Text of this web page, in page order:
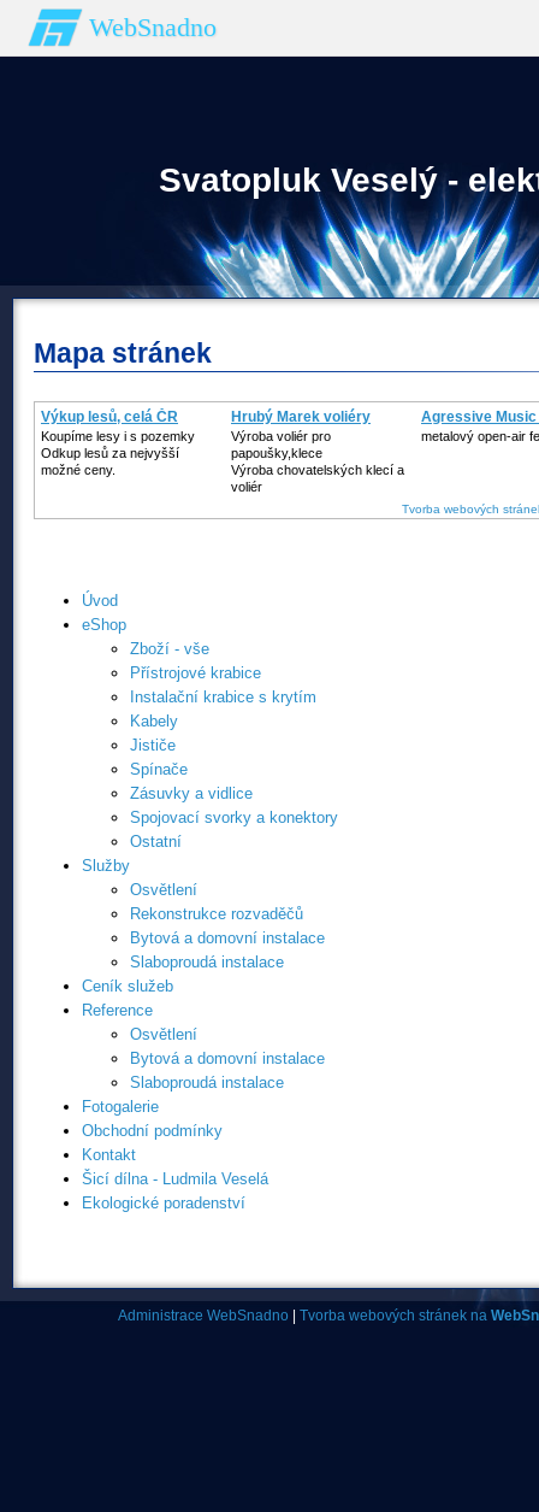
WebSnadno
Svatopluk Veselý -
Mapa stránek
Výkup lesů, celá ČR
Koupíme lesy i s pozemky
Odkup lesů za nejvyšší
možné ceny.
Hrubý Marek voliéry
Výroba voliér pro
papoušky,klece
Výroba chovatelských klecí a
voliér
Agressive Music
metalový open-air
Tvorba webových
Úvod
eShop
Zboží - vše
Přístrojové krabice
Instalační krabice s krytím
Kabely
Jističe
Spínače
Zásuvky a vidlice
Spojovací svorky a konektory
Ostatní
Služby
Osvětlení
Rekonstrukce rozvaděčů
Bytová a domovní instalace
Slaboproudá instalace
Ceník služeb
Reference
Osvětlení
Bytová a domovní instalace
Slaboproudá instalace
Fotogalerie
Obchodní podmínky
Kontakt
Šicí dílna - Ludmila Veselá
Ekologické poradenství
Administrace WebSnadno Tvorba webových stránek na